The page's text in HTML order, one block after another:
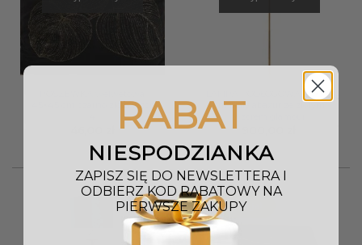
45×45 cm czarno złota wzór
LAMPA PODŁOGOWA 46×165
cm biały abażur ze złotym
Promocja!
RABAT
NIESPODZIANKA
ZAPISZ SIĘ DO NEWSLETTERA I
ODBIERZ KOD RABATOWY NA
PIERWSZE ZAKUPY